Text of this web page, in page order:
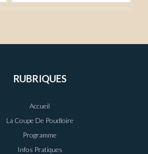
RUBRIQUES
Accueil
La Coupe De Poudloire
Programme
Infos Pratiques